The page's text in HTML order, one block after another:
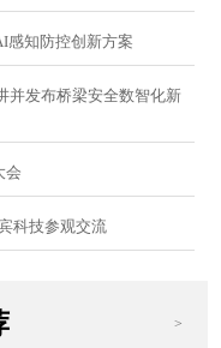
感知防控创新方案
并发布桥梁安全数智化新
会
科技参观交流
>